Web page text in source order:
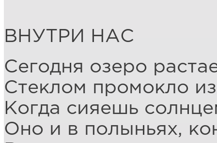
ВНУТРИ НАС
Сегодня озеро
Стеклом промокло
Когда сияешь
Оно и в полыньях,